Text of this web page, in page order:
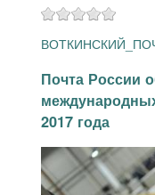
Почта России
2017 года